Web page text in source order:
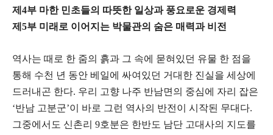
제4부 마한 민초들의 따뜻한 일상과 풍요로운 경제력
제5부 미래로 이어지는 박물관의 숨은 매력과 비전
​​역사는 때로 한 줌의 흙과 그 속에 묻혀있던 유물 한 점을
통해 수천 년 동안 베일에 싸여있던 거대한 진실을 세상에
드러내곤 한다. 우리 고향 나주 반남면의 중심에 자리 잡은
‘반남 고분군’이 바로 그런 역사의 반전이 시작된 무대다.
그중에서도 신촌리 9호분은 한반도 남단 고대사의 지도를